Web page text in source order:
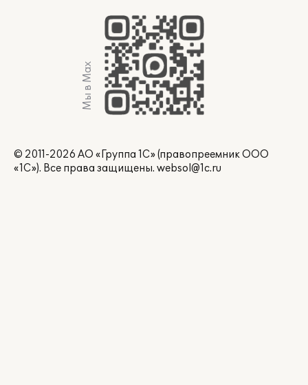
Мы в Max
© 2011-2026 АО «Группа 1С» (правопреемник ООО
«1С»). Все права защищены. websol@1c.ru